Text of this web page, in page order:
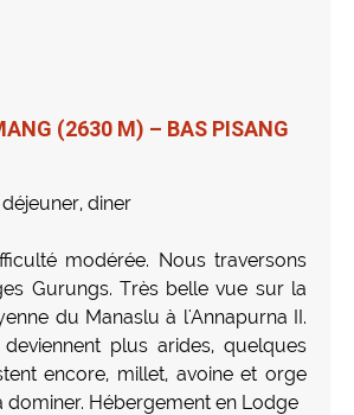
(2630 M) – BAS PISANG
diner
modérée. Nous traversons
Gurungs. Très belle vue sur la
du Manaslu à l'Annapurna II.
plus arides, quelques
encore, millet, avoine et orge
dominer. Hébergement en Lodge